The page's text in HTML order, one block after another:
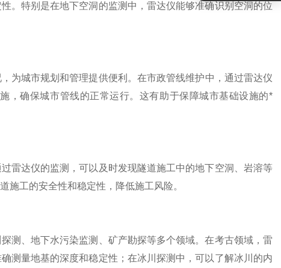
。特别是在地下空洞的监测中，雷达仪能够准确识别空洞的位
为城市规划和管理提供便利。在市政管线维护中，通过雷达仪
，确保城市管线的正常运行。这有助于保障城市基础设施的*
达仪的监测，可以及时发现隧道施工中的地下空洞、岩溶等
施工的安全性和稳定性，降低施工风险。
、地下水污染监测、矿产勘探等多个领域。在考古领域，雷
测量地基的深度和稳定性；在冰川探测中，可以了解冰川的内